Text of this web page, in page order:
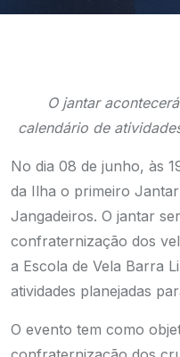
O jantar
calendário de
No dia 08 de junho, às
da Ilha o primeiro
Jangadeiros. O jantar
confraternização dos
a Escola de Vela Barra
atividades planejadas
O evento tem como